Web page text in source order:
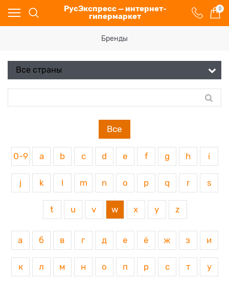
РусЭкспресс — интернет-
гипермаркет
0
Бренды
Все
0-9 a b c d e f g h i
j k m n o p q r s
t u v w x y z
а б в г д е ё ж з и
к л м н о п р с т у